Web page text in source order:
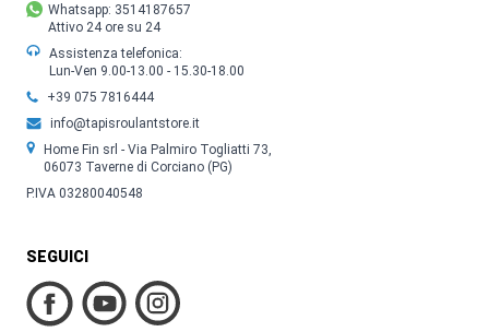
Whatsapp: 3514187657
Attivo 24 ore su 24
Assistenza telefonica:
Lun-Ven 9.00-13.00 - 15.30-18.00
+39 075 7816444
info@tapisroulantstore.it
Home Fin srl - Via Palmiro Togliatti 73,
06073 Taverne di Corciano (PG)
P.IVA 03280040548
SEGUICI